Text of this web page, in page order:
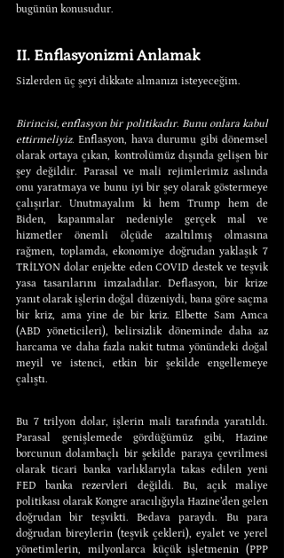
bugünün konusudur.
II. Enflasyonizmi Anlamak
Sizlerden üç şeyi dikkate almanızı isteyeceğim.
Birincisi, enflasyon bir politikadır. Bunu onlara kabul
ettirmeliyiz. Enflasyon, hava durumu gibi dönemsel
olarak ortaya çıkan, kontrolümüz dışında gelişen bir
şey değildir. Parasal ve mali rejimlerimiz aslında
onu yaratmaya ve bunu iyi bir şey olarak göstermeye
çalışırlar. Unutmayalım ki hem Trump hem de
Biden, kapanmalar nedeniyle gerçek mal ve
hizmetler önemli ölçüde azaltılmış olmasına
rağmen, toplamda, ekonomiye doğrudan yaklaşık 7
TRİLYON dolar enjekte eden COVID destek ve teşvik
yasa tasarılarını imzaladılar. Deflasyon, bir krize
yanıt olarak işlerin doğal düzeniydi, bana göre saçma
bir kriz, ama yine de bir kriz. Elbette Sam Amca
(ABD yöneticileri), belirsizlik döneminde daha az
harcama ve daha fazla nakit tutma yönündeki doğal
meyil ve istenci, etkin bir şekilde engellemeye
çalıştı.
Bu 7 trilyon dolar, işlerin mali tarafında yaratıldı.
Parasal genişlemede gördüğümüz gibi, Hazine
borcunun dolambaçlı bir şekilde paraya çevrilmesi
olarak ticari banka varlıklarıyla takas edilen yeni
FED banka rezervleri değildi. Bu, açık maliye
politikası olarak Kongre aracılığıyla Hazine’den gelen
doğrudan bir teşvikti. Bedava paraydı. Bu para
doğrudan bireylerin (teşvik çekleri), eyalet ve yerel
yönetimlerin, milyonlarca küçük işletmenin (PPP